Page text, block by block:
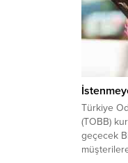
Türkiye
(TOBB)
geçecek